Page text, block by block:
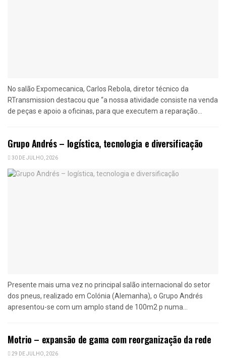
No salão Expomecanica, Carlos Rebola, diretor técnico da
RTransmission destacou que “a nossa atividade consiste na venda
de peças e apoio a oficinas, para que executem a reparação...
Grupo Andrés – logística, tecnologia e diversificação
30 DE JULHO, 2026
Presente mais uma vez no principal salão internacional do setor
dos pneus, realizado em Colónia (Alemanha), o Grupo Andrés
apresentou-se com um amplo stand de 100m2 p numa...
Motrio – expansão de gama com reorganização da rede
29 DE JULHO, 2026